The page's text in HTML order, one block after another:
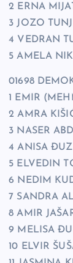
2 ERNA
3 JOZO
4 VEDRAN
5 AMELA
01698
1 EMIR
2 AMRA
3 NASER
4 ANISA
5 ELVEDIN
6 NEDIM
7 SANDRA
8 AMIR
9 MELISA
10 ELVIR